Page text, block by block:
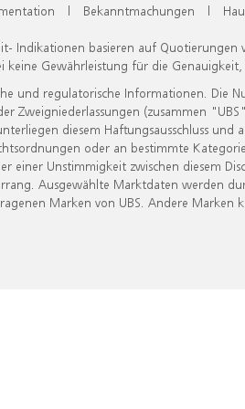
| Bekanntmachungen |
Indikationen basieren auf
keine Gewährleistung für die
und regulatorische Informationen. Die
Zweigniederlassungen (zusammen
diesem Haftungsausschluss
oder an bestimmte
einer Unstimmigkeit zwischen diesem
Ausgewählte Marktdaten werden
Marken von UBS. Andere Marken